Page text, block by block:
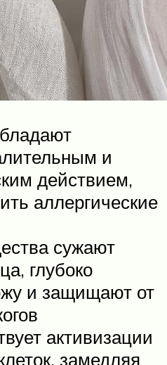
и
действием,
аллергические
сужают
глубоко
и защищают от
активизации
замедляя